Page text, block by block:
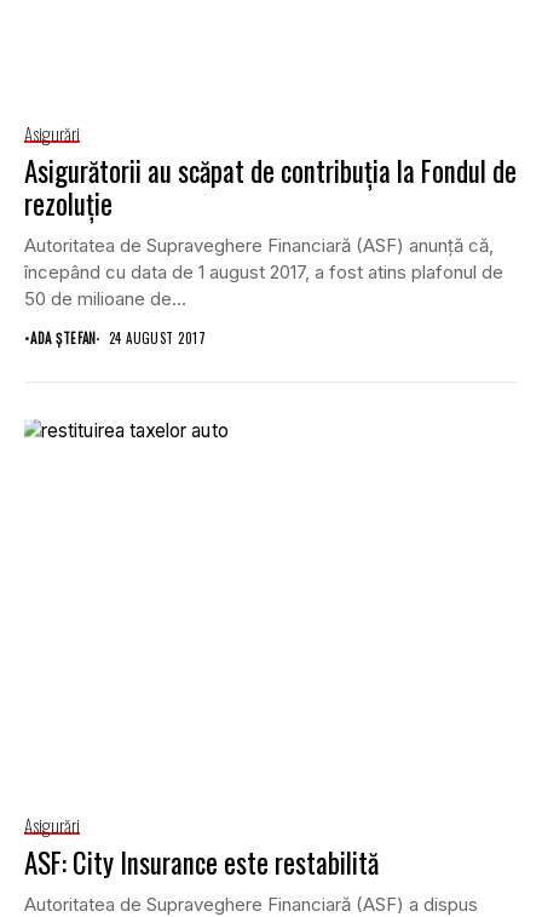
Asigurări
Asigurătorii au scăpat de contribuţia la Fondul de
rezoluţie
Autoritatea de Supraveghere Financiară (ASF) anunţă că,
începând cu data de 1 august 2017, a fost atins plafonul de
50 de milioane de...
•ADA ȘTEFAN 24 AUGUST 2017
Asigurări
ASF: City Insurance este restabilită
Autoritatea de Supraveghere Financiară (ASF) a dispus